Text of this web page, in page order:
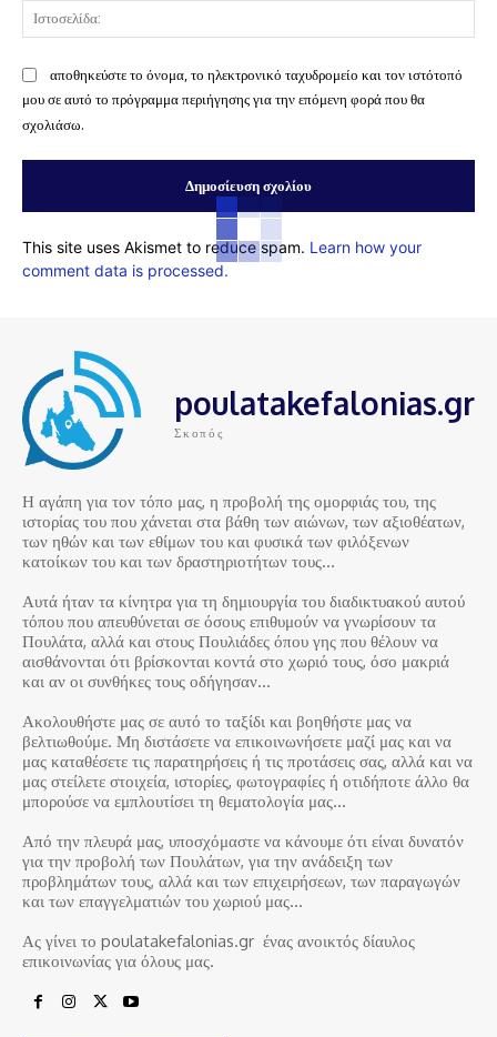
αποθηκεύστε το όνομα, το ηλεκτρονικό ταχυδρομείο και τον ιστότοπό
μου σε αυτό το πρόγραμμα περιήγησης για την επόμενη φορά που θα
σχολιάσω.
This site uses Akismet to reduce spam. Learn how your
comment data is processed.
poulatakefalonias.gr
Σκοπός
Η αγάπη για τον τόπο μας, η προβολή της ομορφιάς του, της
ιστορίας του που χάνεται στα βάθη των αιώνων, των αξιοθέατων,
των ηθών και των εθίμων του και φυσικά των φιλόξενων
κατοίκων του και των δραστηριοτήτων τους…
Αυτά ήταν τα κίνητρα για τη δημιουργία του διαδικτυακού αυτού
τόπου που απευθύνεται σε όσους επιθυμούν να γνωρίσουν τα
Πουλάτα, αλλά και στους Πουλιάδες όπου γης που θέλουν να
αισθάνονται ότι βρίσκονται κοντά στο χωριό τους, όσο μακριά
και αν οι συνθήκες τους οδήγησαν…
Ακολουθήστε μας σε αυτό το ταξίδι και βοηθήστε μας να
βελτιωθούμε. Μη διστάσετε να επικοινωνήσετε μαζί μας και να
μας καταθέσετε τις παρατηρήσεις ή τις προτάσεις σας, αλλά και να
μας στείλετε στοιχεία, ιστορίες, φωτογραφίες ή οτιδήποτε άλλο θα
μπορούσε να εμπλουτίσει τη θεματολογία μας…
Από την πλευρά μας, υποσχόμαστε να κάνουμε ότι είναι δυνατόν
για την προβολή των Πουλάτων, για την ανάδειξη των
προβλημάτων τους, αλλά και των επιχειρήσεων, των παραγωγών
και των επαγγελματιών του χωριού μας…
Ας γίνει το poulatakefalonias.gr ένας ανοικτός δίαυλος
επικοινωνίας για όλους μας.